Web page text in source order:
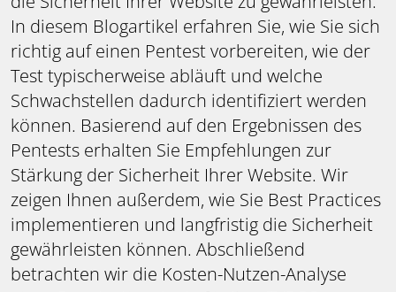
In diesem Blogartikel erfahren Sie, wie Sie sich
richtig auf einen Pentest vorbereiten, wie der
Test typischerweise abläuft und welche
Schwachstellen dadurch identifiziert werden
können. Basierend auf den Ergebnissen des
Pentests erhalten Sie Empfehlungen zur
Stärkung der Sicherheit Ihrer Website. Wir
zeigen Ihnen außerdem, wie Sie Best Practices
implementieren und langfristig die Sicherheit
gewährleisten können. Abschließend
betrachten wir die Kosten-Nutzen-Analyse